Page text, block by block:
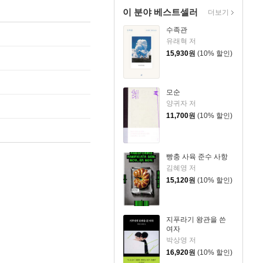
이 분야 베스트셀러
수족관
유래혁 저
15,930원 (10% 할인)
모순
양귀자 저
11,700원 (10% 할인)
빵충 사육 준수 사항
김혜영 저
15,120원 (10% 할인)
지푸라기 왕관을 쓴
여자
박상영 저
16,920원 (10% 할인)
더보기